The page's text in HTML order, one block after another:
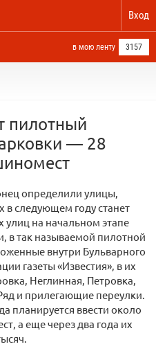
Вход
в мою ленту 3157
пилотный
— 28
определили улицы,
в следующем году станет
улиц на начальном этапе
в так называемой пилотной
внутри Бульварного
газеты «Известия», в их
Неглинная, Петровка,
и прилегающие переулки.
планируется ввести около
а еще через два года их